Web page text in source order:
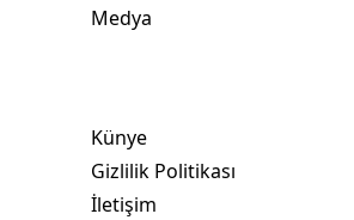
Medya
Künye
Gizlilik Politikası
İletişim